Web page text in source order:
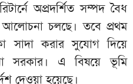
অপ্রদর্শিত সম্পদ বৈধ
আলোচনা চলছে। তবে প্রথম
সাদা করার সুযোগ দিয়ে
সরকার। এ বিষয়ে ভূমি
দেওয়া হয়েছে।